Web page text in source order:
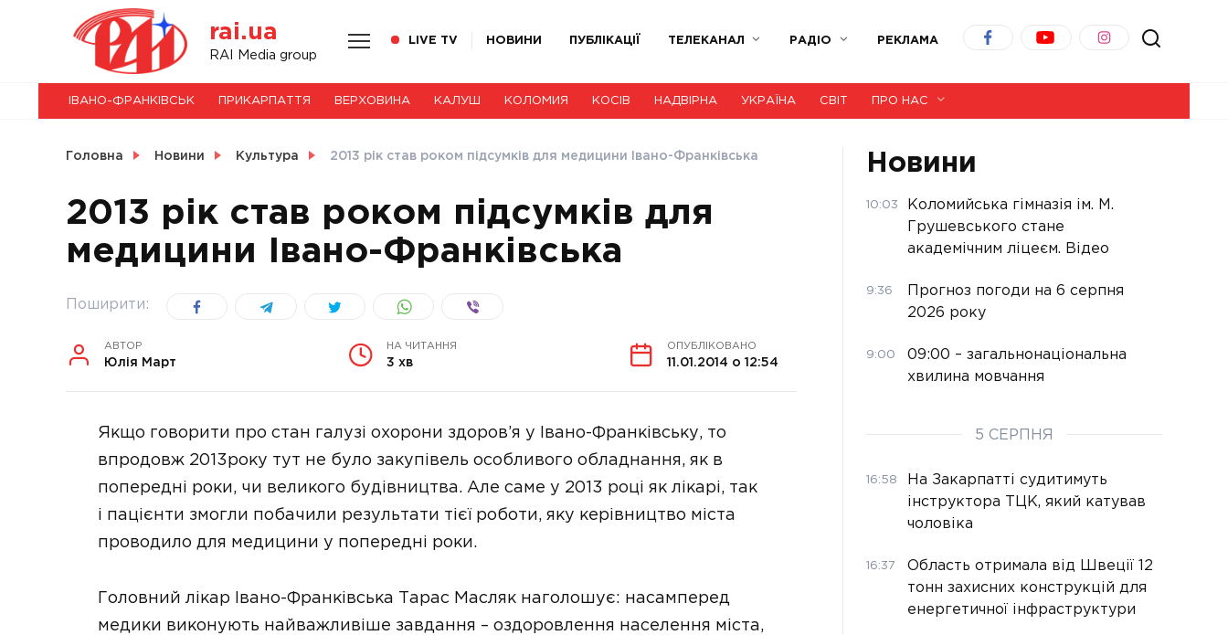
rai.ua
RAI Media group
LIVE TV НОВИНИ ПУБЛІКАЦІЇ ТЕЛЕКАНАЛ РАДІО РЕКЛАМА
НОВИНИ
СВІТ
УКРАЇНА
ІВАНО-ФРАНКІВСЬК ПРИКАРПАТТЯ ВЕРХОВИНА КАЛУШ КОЛОМИЯ КОСІВ НАДВІРНА УКРАЇНА СВІТ ПРО НАС
Головна Новини Культура 2013 рік став роком підсумків для медицини Івано-Франківська
2013 рік став роком підсумків для
медицини Івано-Франківська
Поширити:
АВТОР
Юлія Март
НА ЧИТАННЯ
3 хв
ОПУБЛІКОВАНО
11.01.2014 о 12:54
Якщо говорити про стан галузі охорони здоров’я у Івано-Франківську, то
впродовж 2013року тут не було закупівель особливого обладнання, як в
попередні роки, чи великого будівництва. Але саме у 2013 році як лікарі, так
і пацієнти змогли побачили результати тієї роботи, яку керівництво міста
проводило для медицини у попередні роки.
Головний лікар Івано-Франківська Тарас Масляк наголошує: насамперед
медики виконують найважливіше завдання – оздоровлення населення міста,
Новини
10:03
Коломийська гімназія ім. М.
Грушевського стане
академічним ліцеєм. Відео
9:36
Прогноз погоди на 6 серпня
2026 року
9:00
09:00 – загальнонаціональна
хвилина мовчання
5 СЕРПНЯ
16:58
На Закарпатті судитимуть
інструктора ТЦК, який катував
чоловіка
16:37
Область отримала від Швеції 12
тонн захисних конструкцій для
енергетичної інфраструктури